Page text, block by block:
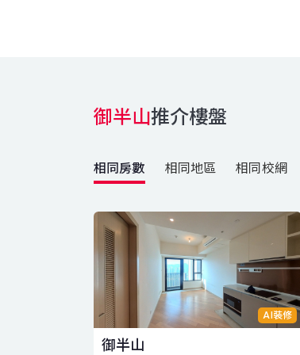
御半山推介樓盤
相同房數 相同地區 相同校網
AI裝修
御半山